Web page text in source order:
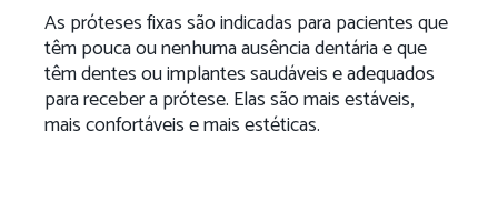
As próteses fixas são indicadas para pacientes que
têm pouca ou nenhuma ausência dentária e que
têm dentes ou implantes saudáveis ​​e adequados
para receber a prótese. Elas são mais estáveis,
mais confortáveis ​​e mais estéticas.